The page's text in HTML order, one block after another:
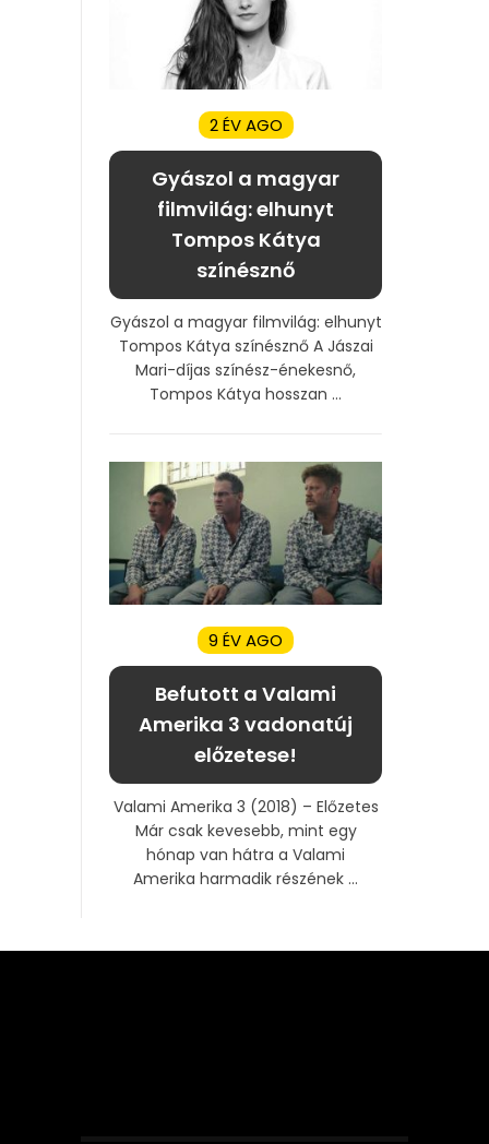
2 ÉV AGO
Gyászol a magyar
filmvilág: elhunyt
Tompos Kátya
színésznő
Gyászol a magyar filmvilág: elhunyt
Tompos Kátya színésznő A Jászai
Mari-díjas színész-énekesnő,
Tompos Kátya hosszan ...
9 ÉV AGO
Befutott a Valami
Amerika 3 vadonatúj
előzetese!
Valami Amerika 3 (2018) – Előzetes
Már csak kevesebb, mint egy
hónap van hátra a Valami
Amerika harmadik részének ...